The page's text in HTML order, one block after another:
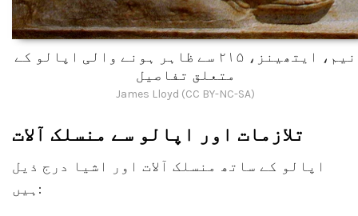
نیم، ایتھینز، ۲۱۵ سے ظاہر ہونے والی اپالو کے
متعلق تفاصیل
James Lloyd (CC BY-NC-SA)
تلازمات اور اپالو سے منسلک آلات
اپالو کے ساتھ منسلک آلات اور اشیا درج ذیل
ہیں: